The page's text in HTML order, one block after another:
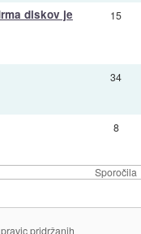
Sporočila
diskov je 15
34
8
pridržanih